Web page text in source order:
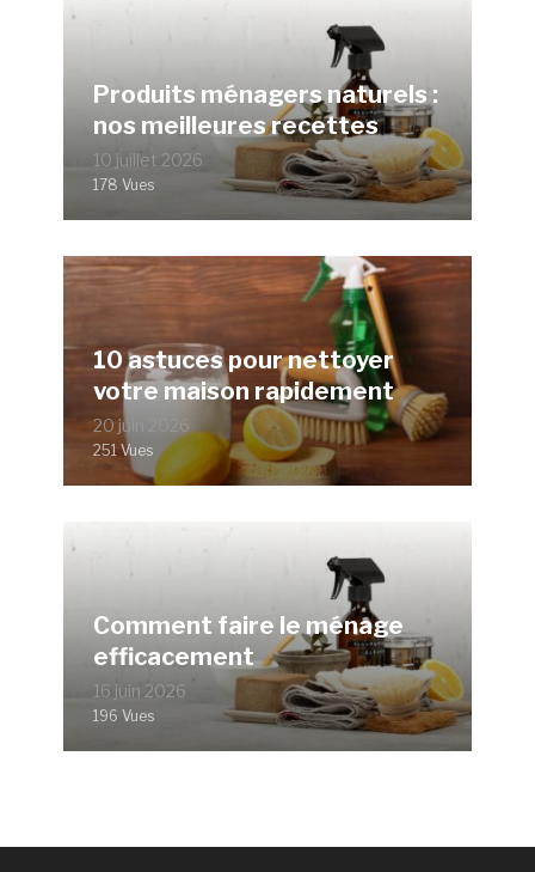
Produits ménagers naturels :
nos meilleures recettes
10 juillet 2026
178 Vues
10 astuces pour nettoyer
votre maison rapidement
20 juin 2026
251 Vues
Comment faire le ménage
efficacement
16 juin 2026
196 Vues